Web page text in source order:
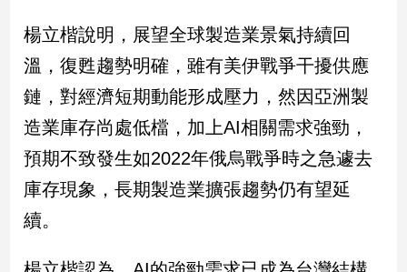
楊立楷說明，展望全球製造業景氣持續回
溫，復甦趨勢明確，雖有美伊戰爭干擾供應
鏈，對經濟短期動能形成壓力，然因亞洲製
造業庫存尚處低檔，加上AI相關需求強勁，
預期不致發生如2022年俄烏戰爭時之急遽去
庫存現象，長期製造業擴張趨勢仍有望延
續。